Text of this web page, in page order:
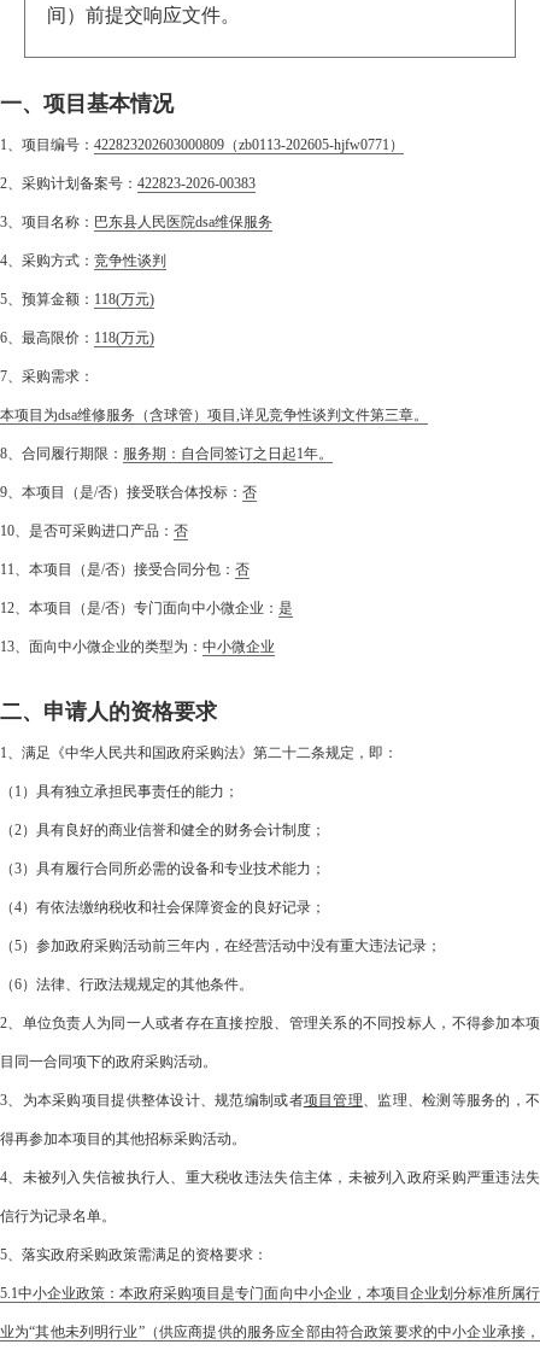
间）前提交响应文件。
一、项目基本情况
1、项目编号： 422823202603000809（zb0113-202605-hjfw0771）
2、采购计划备案号： 422823-2026-00383
3、项目名称： 巴东县人民医院dsa维保服务
4、采购方式： 竞争性谈判
5、预算金额： 118(万元)
6、最高限价： 118(万元)
7、采购需求：
本项目为dsa维修服务（含球管）项目,详见竞争性谈判文件第三章。
8、合同履行期限： 服务期：自合同签订之日起1年。
9、本项目（是/否）接受联合体投标： 否
10、是否可采购进口产品： 否
11、本项目（是/否）接受合同分包： 否
12、本项目（是/否）专门面向中小微企业： 是
13、面向中小微企业的类型为： 中小微企业
二、申请人的资格要求
1、满足《中华人民共和国政府采购法》第二十二条规定，即：
（1）具有独立承担民事责任的能力；
（2）具有良好的商业信誉和健全的财务会计制度；
（3）具有履行合同所必需的设备和专业技术能力；
（4）有依法缴纳税收和社会保障资金的良好记录；
（5）参加政府采购活动前三年内，在经营活动中没有重大违法记录；
（6）法律、行政法规规定的其他条件。
2、单位负责人为同一人或者存在直接控股、管理关系的不同投标人，不得参加本项
目同一合同项下的政府采购活动。
3、为本采购项目提供整体设计、规范编制或者项目管理、监理、检测等服务的，不
得再参加本项目的其他招标采购活动。
4、未被列入失信被执行人、重大税收违法失信主体，未被列入政府采购严重违法失
信行为记录名单。
5、落实政府采购政策需满足的资格要求：
5.1中小企业政策：本政府采购项目是专门面向中小企业，本项目企业划分标准所属行
业为“其他未列明行业”（供应商提供的服务应全部由符合政策要求的中小企业承接，